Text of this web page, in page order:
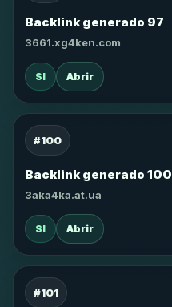
Backlink generado 97
3661.xg4ken.com
SI Abrir
#100
Backlink generado 100
3aka4ka.at.ua
SI Abrir
#101